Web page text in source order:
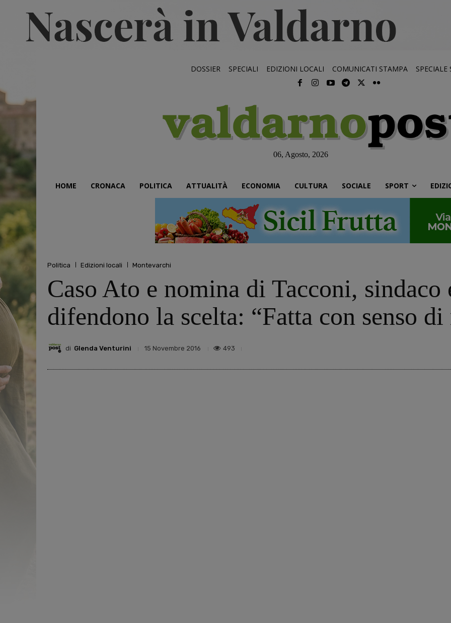
DOSSIER SPECIALI EDIZIONI LOCALI COMUNICATI STAMPA SPECIALE
06, Agosto, 2026
HOME CRONACA POLITICA ATTUALITÀ ECONOMIA CULTURA SOCIALE SPORT
Politica Edizioni locali Montevarchi
Caso Ato e nomina di Tacconi, sindaco
difendono la scelta: “Fatta con senso
di Glenda Venturini 15 Novembre 2016 493